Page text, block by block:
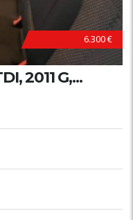
6.300 €
2011 G,...